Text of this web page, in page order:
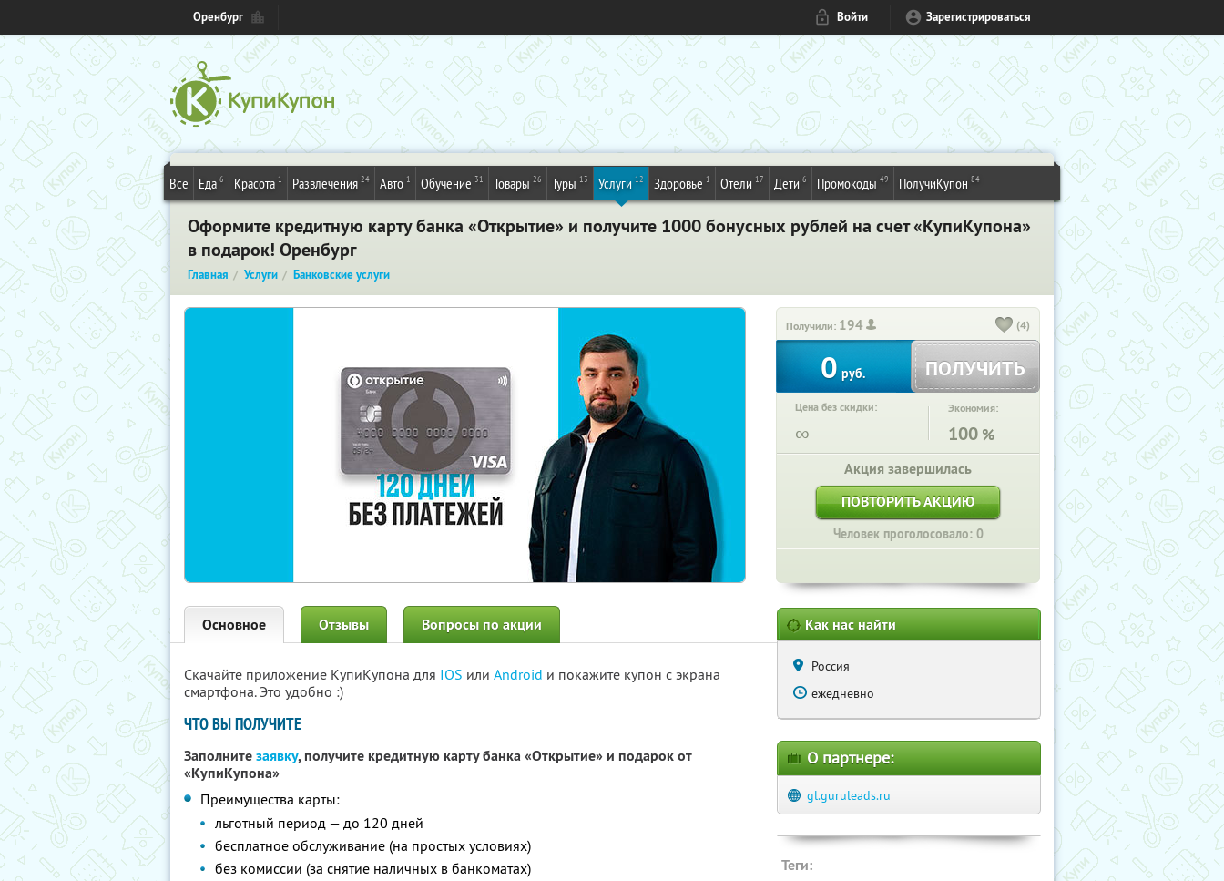
Оренбург Войти Зарегистрироваться
Все Еда 6 Красота 1 Развлечения 24 Авто 1 Обучение 31 Товары 26 Туры 13 Услуги 12 Здоровье 1 Отели 17 Дети 6 Промокоды 49 ПолучиКупон 84
Оформите кредитную карту банка «Открытие» и получите 1000 бонусных рублей на счет «КупиКупона»
в подарок! Оренбург
Главная Услуги Банковские услуги
Получили: 194 (4)
0 руб. ПОЛУЧИТЬ
Цена без скидки:
∞
Экономия:
100 %
Акция завершилась
ПОВТОРИТЬ АКЦИЮ
Человек проголосовало: 0
Основное Отзывы Вопросы по акции
Скачайте приложение КупиКупона для IOS или Android и покажите купон с экрана
смартфона. Это удобно :)
ЧТО ВЫ ПОЛУЧИТЕ
Заполнитезаявку, получите кредитную карту банка «Открытие» и подарок от
«КупиКупона»
Преимущества карты:
льготный период — до 120 дней
бесплатное обслуживание (на простых условиях)
без комиссии (за снятие наличных в банкоматах)
Как нас найти
Россия
ежедневно
О партнере:
gl.guruleads.ru
Теги: